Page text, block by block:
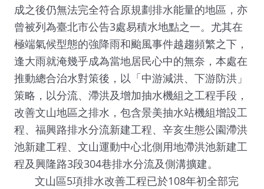
成之後仍無法完全符合原規劃排水能量的地區，亦
曾被列為臺北市公告3處易積水地點之一。尤其在
極端氣候型態的強降雨和颱風事件越趨頻繁之下，
逢大雨就淹幾乎成為當地居民心中的無奈，本處在
推動總合治水對策後，以「中游減洪、下游防洪」
策略，以分流、滯洪及增加抽水機組之工程手段，
改善文山地區之排水，包含景美抽水站機組增設工
程、福興路排水分流新建工程、辛亥生態公園滯洪
池新建工程、文山運動中心北側用地滯洪池新建工
程及興隆路3段304巷排水分流及側溝擴建。
文山區5項排水改善工程已於108年初全部完